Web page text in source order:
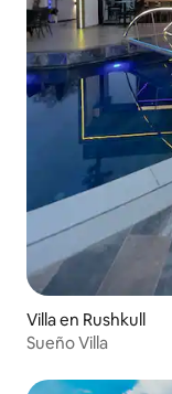
Villa en Rushkull
Sueño Villa